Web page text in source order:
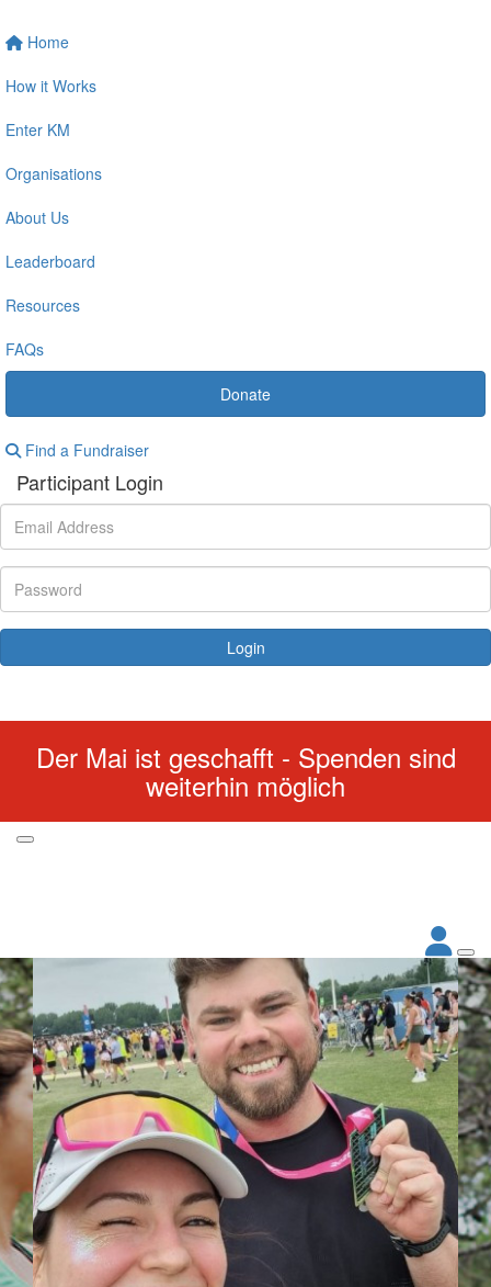
Home
How it Works
Enter KM
Organisations
About Us
Leaderboard
Resources
FAQs
Donate
Find a Fundraiser
Participant Login
Login
Der Mai ist geschafft - Spenden sind
weiterhin möglich